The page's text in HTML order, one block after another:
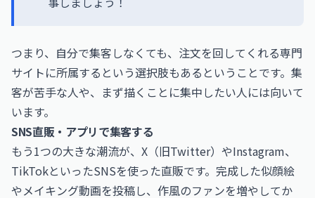
つまり、自分で集客しなくても、注文を回してくれる専門
サイトに所属するという選択肢もあるということです。集
客が苦手な人や、まず描くことに集中したい人には向いて
います。
SNS直販・アプリで集客する
もう1つの大きな潮流が、X（旧Twitter）やInstagram、
TikTokといったSNSを使った直販です。完成した似顔絵
やメイキング動画を投稿し、作風のファンを増やしてか